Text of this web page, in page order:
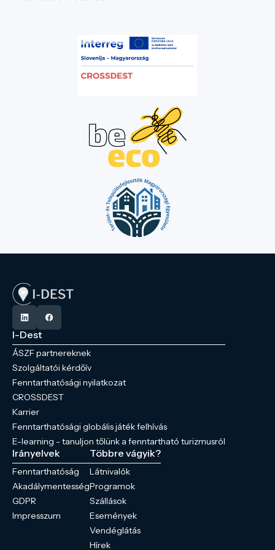
desztinációnak, hanem aktív partnerei
annak megóvásában. Mindez a
turisztikai szakma számára is
egyértelmű üzenetet hordoz: nincs
egyetlen, mindenhova érvényes
helyi adottságaira és közösségére kell
I-Dest
ÁSZF partnereknek
Szolgáltatói kérdőív
Fenntarthatósági nyilatkozat
CROSSDEST
Karrier
Fenntarthatósági globális játék felhívás
E-learning - tanuljon tőlünk a fenntartható turizmusról
Irányelvek
Fenntarthatóság
Akadálymentesség
GDPR
Impresszum
Többre vágyik?
Látnivalók
Programok
Szállások
Események
Vendéglátás
Hírek